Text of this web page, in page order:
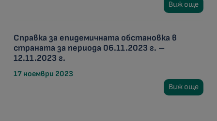
Виж още
Справка за епидемичната обстановка в
страната за периода 06.11.2023 г. –
12.11.2023 г.
17 ноември 2023
Виж още